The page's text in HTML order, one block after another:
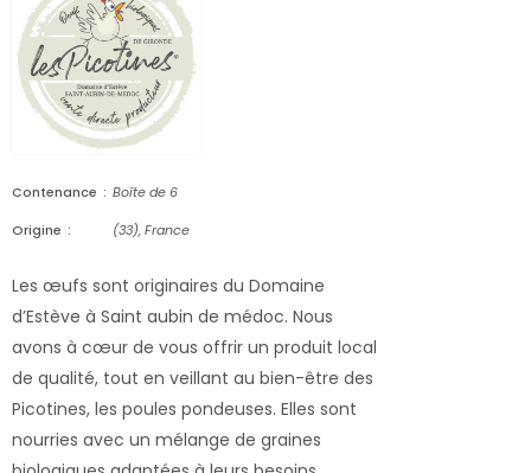
Contenance
Boîte de 6
Origine
(33), France
Les œufs sont originaires du Domaine
d’Estève à Saint aubin de médoc. Nous
avons à cœur de vous offrir un produit local
de qualité, tout en veillant au bien-être des
Picotines, les poules pondeuses. Elles sont
nourries avec un mélange de graines